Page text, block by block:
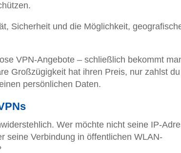
Sicherheit und die Möglichkeit,
VPN-Angebote – schließlich bekommt
Großzügigkeit hat ihren Preis, nur zahlst
persönlichen Daten.
Wer möchte nicht seine IP-
seine Verbindung in öffentlichen WLAN-